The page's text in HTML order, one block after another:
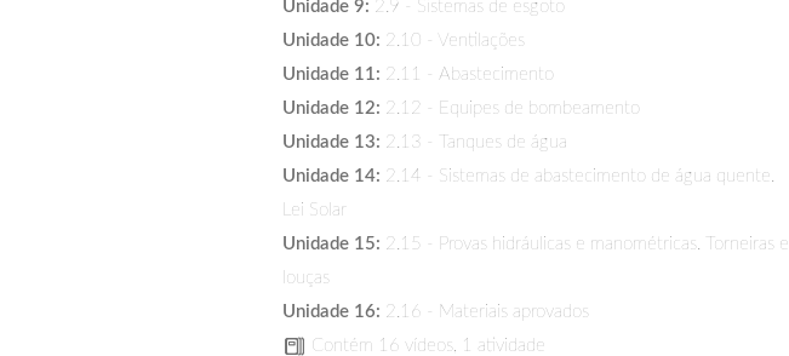
Unidade 9: 2.9 - Sistemas de esgoto
Unidade 10: 2.10 - Ventilações
Unidade 11: 2.11 - Abastecimento
Unidade 12: 2.12 - Equipes de bombeamento
Unidade 13: 2.13 - Tanques de água
Unidade 14: 2.14 - Sistemas de abastecimento de água quente.
Lei Solar
Unidade 15: 2.15 - Provas hidráulicas e manométricas. Torneiras e
louças
Unidade 16: 2.16 - Materiais aprovados
Contém 16 vídeos, 1 atividade